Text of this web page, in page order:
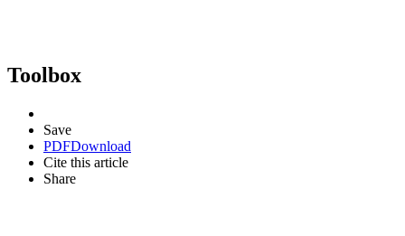
Toolbox
Save
PDFDownload
Cite this article
Share